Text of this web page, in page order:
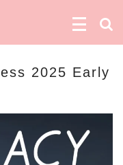
2025 Early